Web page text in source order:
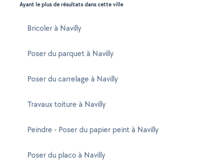
Ayant le plus de résultats dans cette ville
Bricoler à Navilly
Poser du parquet à Navilly
Poser du carrelage à Navilly
Travaux toiture à Navilly
Peindre - Poser du papier peint à Navilly
Poser du placo à Navilly